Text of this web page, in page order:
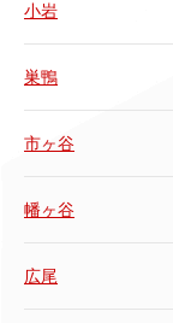
小岩
巣鴨
市ヶ谷
幡ヶ谷
広尾